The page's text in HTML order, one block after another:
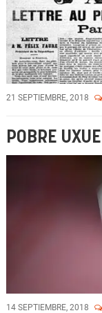
21 SEPTIEMBRE, 2018
POBRE
14 SEPTIEMBRE, 2018